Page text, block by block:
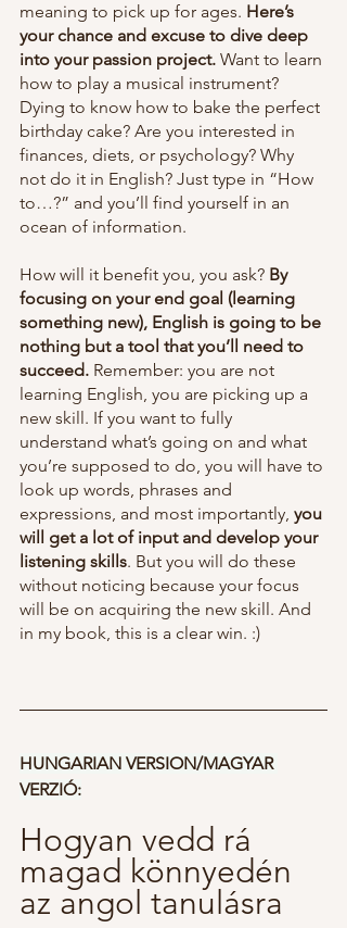
meaning to pick up for ages. Here’s
your chance and excuse to dive deep
into your passion project. Want to learn
how to play a musical instrument?
Dying to know how to bake the perfect
birthday cake? Are you interested in
finances, diets, or psychology? Why
not do it in English? Just type in “How
to…?” and you’ll find yourself in an
ocean of information.
How will it benefit you, you ask? By
focusing on your end goal (learning
something new), English is going to be
nothing but a tool that you’ll need to
succeed. Remember: you are not
learning English, you are picking up a
new skill. If you want to fully
understand what’s going on and what
you’re supposed to do, you will have to
look up words, phrases and
expressions, and most importantly, you
will get a lot of input and develop your
listening skills. But you will do these
without noticing because your focus
will be on acquiring the new skill. And
in my book, this is a clear win. :)
HUNGARIAN VERSION/MAGYAR
VERZIÓ:
Hogyan vedd rá
magad könnyedén
az angol tanulásra